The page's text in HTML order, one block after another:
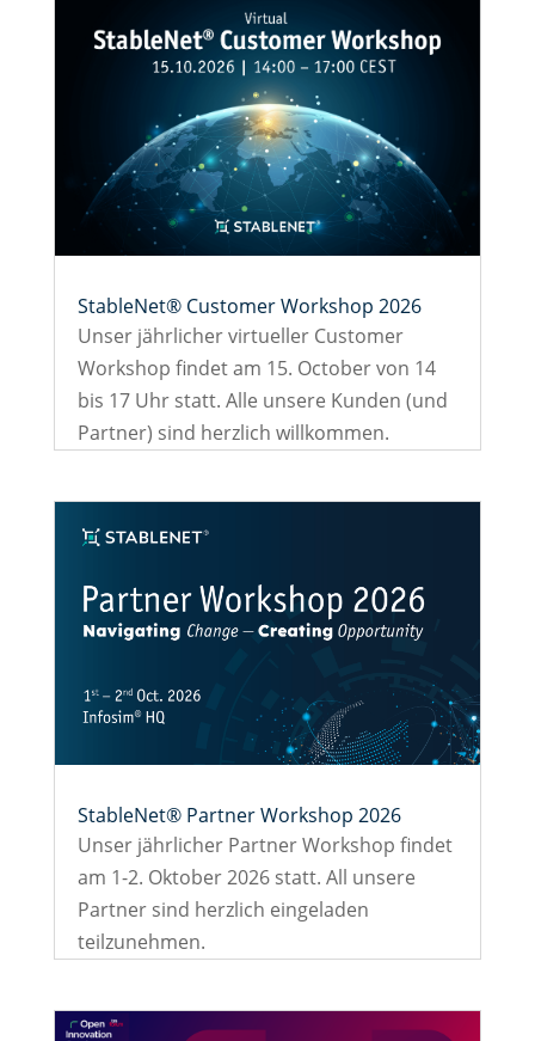
StableNet® Customer Workshop 2026
Unser jährlicher virtueller Customer
Workshop findet am 15. October von 14
bis 17 Uhr statt. Alle unsere Kunden (und
Partner) sind herzlich willkommen.
StableNet® Partner Workshop 2026
Unser jährlicher Partner Workshop findet
am 1-2. Oktober 2026 statt. All unsere
Partner sind herzlich eingeladen
teilzunehmen.